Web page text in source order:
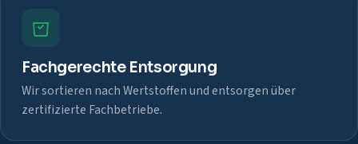
Fachgerechte Entsorgung
Wir sortieren nach Wertstoffen und entsorgen über
zertifizierte Fachbetriebe.